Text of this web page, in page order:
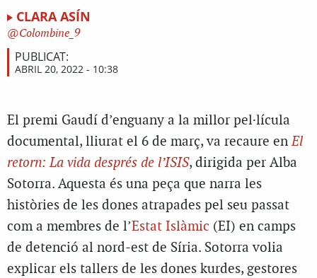
CLARA ASÍN
Colombine_9
PUBLICAT:
ABRIL 20, 2022 - 10:38
El premi Gaudí d’enguany a la millor pel·lícula
documental, lliurat el 6 de març, va recaure enEl
retorn: La vida després de l’ISIS, dirigida per Alba
Sotorra. Aquesta és una peça que narra les
històries de les dones atrapades pel seu passat
com a membres de l’Estat Islàmic (EI) en camps
de detenció al nord-est de Síria. Sotorra volia
explicar els tallers de les dones kurdes, gestores